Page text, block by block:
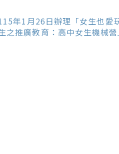
年1月26日辦理「女生也愛
之推廣教育：高中女生機械